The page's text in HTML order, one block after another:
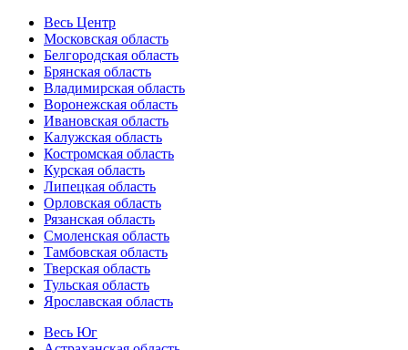
Весь Центр
Московская область
Белгородская область
Брянская область
Владимирская область
Воронежская область
Ивановская область
Калужская область
Костромская область
Курская область
Липецкая область
Орловская область
Рязанская область
Смоленская область
Тамбовская область
Тверская область
Тульская область
Ярославская область
Весь Юг